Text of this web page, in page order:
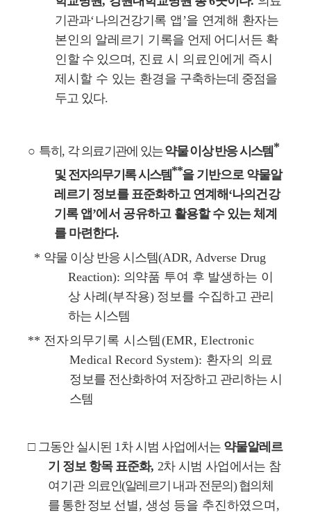
기관과‘ 나의건강기록 앱 ’을 연계해 환자는
본인의 알레르기 기록을 언제 어 디서든 확
인할 수 있으며 , 진료 시 의료인에게 즉시
제시할 수 있는 환경을 구축하는데 중점을
두고 있다.
○ 특히, 각의료기관에 있는약물 이상 반응 시스템 *
및 전자의무기록 시스템**을 기반으로 약물알
레르기 정보를 표준화하고 연계해 ‘나의건강
기록 앱 ’에서 공유하고 활용할 수 있는 체계
를 마련한다.
* 약물 이상 반응 시스템(ADR, Adverse Drug
Reaction): 의약품 투여 후 발생하는 이
상 사례(부작용) 정보를 수집하고 관리
하는 시스템
** 전자의무기록 시스템(EMR, Electronic
Medical Record System): 환자의 의료
정 보를 전산화하여 저장하고 관리하는 시
스템
□ 그동안 실시된 1 차 시범 사업에서는 약물알레르
기 정보 항목 표준화, 2차 시범 사업에서는 참
여기관 의료인(알레르기 내과 전문의)협의체
를 통한 정보 선별 , 생성 등을 추진하였으며 ,